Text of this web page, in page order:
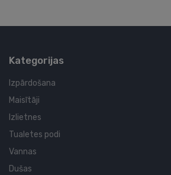
Kategorijas
Izpārdošana
Maisītāji
Izlietnes
Tualetes podi
Vannas
Dušas